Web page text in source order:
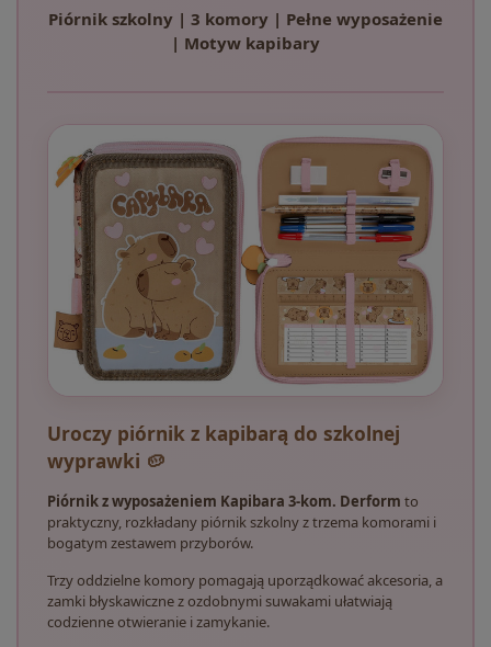
Piórnik szkolny | 3 komory | Pełne wyposażenie
| Motyw kapibary
Uroczy piórnik z kapibarą do szkolnej
wyprawki 🥔
Piórnik z wyposażeniem Kapibara 3-kom. Derform to
praktyczny, rozkładany piórnik szkolny z trzema komorami i
bogatym zestawem przyborów.
Trzy oddzielne komory pomagają uporządkować akcesoria, a
zamki błyskawiczne z ozdobnymi suwakami ułatwiają
codzienne otwieranie i zamykanie.